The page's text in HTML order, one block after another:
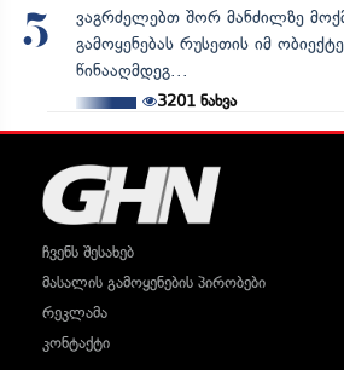
5
ვაგრძელებთ შორ მანძილზე
გამოყენებას რუსეთის იმ
წინააღმდეგ...
3201ნახვა
ჩვენს შესახებ
მასალის გამოყენების პირობები
რეკლამა
კონტაქტი